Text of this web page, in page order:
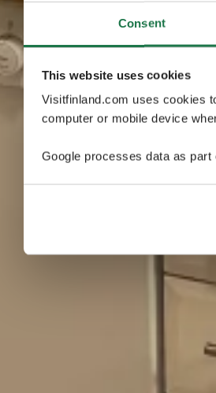
Consent
This website uses cookies
Visitfinland.com uses cookies
computer or mobile device
Google processes data as